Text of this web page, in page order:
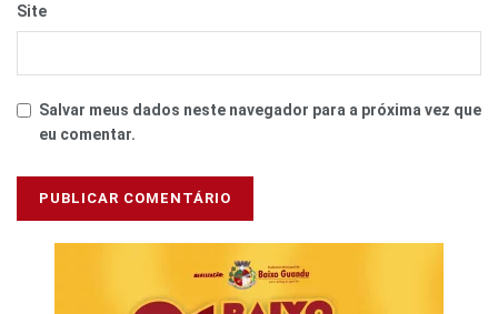
Site
Salvar meus dados neste navegador para a próxima vez que
eu comentar.